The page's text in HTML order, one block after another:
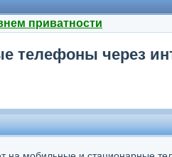
приватности
телефоны через